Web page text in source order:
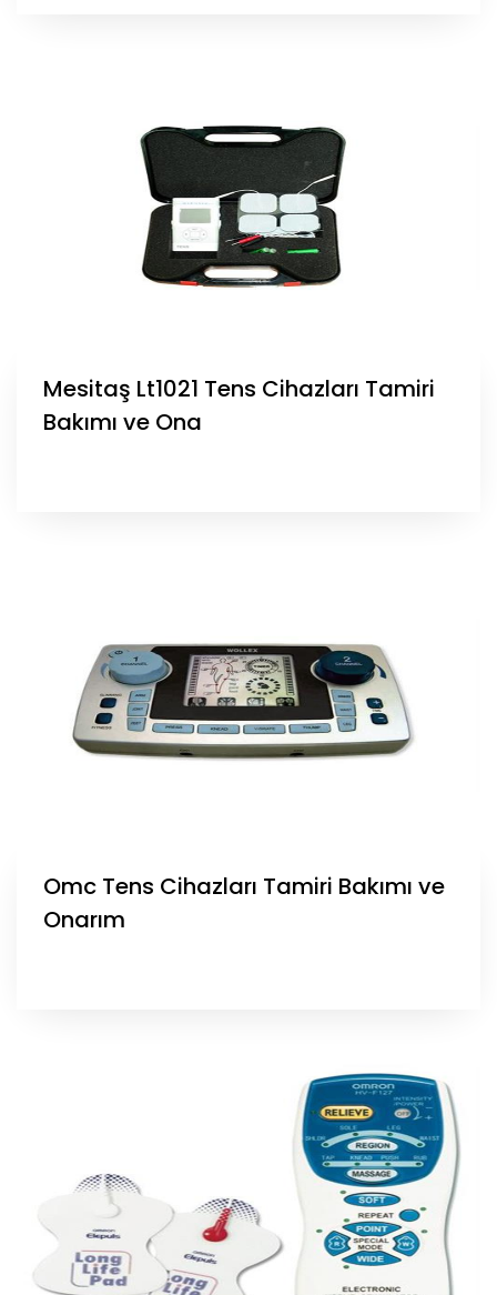
Mesitaş Lt1021 Tens Cihazları Tamiri
Bakımı ve Ona
Omc Tens Cihazları Tamiri Bakımı ve
Onarım